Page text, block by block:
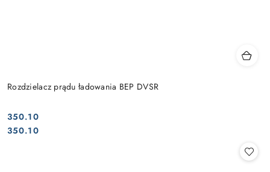
Rozdzielacz prądu ładowania BEP DVSR
Cena:
350.10
Cena:
350.10